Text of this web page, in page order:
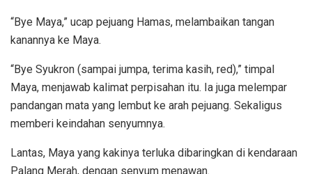
“Bye Maya,” ucap pejuang Hamas, melambaikan tangan
kanannya ke Maya.
“Bye Syukron (sampai jumpa, terima kasih, red),” timpal
Maya, menjawab kalimat perpisahan itu. Ia juga melempar
pandangan mata yang lembut ke arah pejuang. Sekaligus
memberi keindahan senyumnya.
Lantas, Maya yang kakinya terluka dibaringkan di kendaraan
Palang Merah, dengan senyum menawan.